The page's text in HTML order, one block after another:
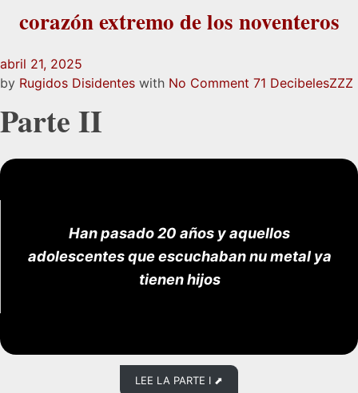
corazón extremo de los noventeros
abril 21, 2025
by Rugidos Disidentes with No Comment 71 DecibelesZZZ
Parte II
Han pasado 20 años y aquellos
adolescentes que escuchaban nu metal ya
tienen hijos
LEE LA PARTE I ⬈